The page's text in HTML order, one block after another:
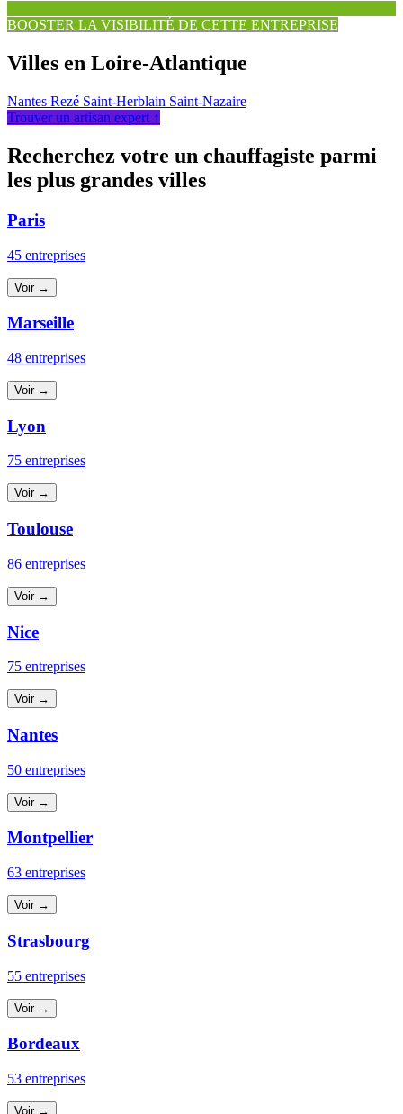
BOOSTER LA VISIBILITÉ DE CETTE ENTREPRISE
Villes en Loire-Atlantique
Nantes Rezé Saint-Herblain Saint-Nazaire
Trouver un artisan expert ↑
Recherchez votre un chauffagiste parmi
les plus grandes villes
Paris
45 entreprises
Voir →
Marseille
48 entreprises
Voir →
Lyon
75 entreprises
Voir →
Toulouse
86 entreprises
Voir →
Nice
75 entreprises
Voir →
Nantes
50 entreprises
Voir →
Montpellier
63 entreprises
Voir →
Strasbourg
55 entreprises
Voir →
Bordeaux
53 entreprises
Voir →